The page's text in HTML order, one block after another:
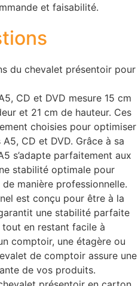
et faisabilité.
du chevalet présentoir pour
CD et DVD mesure 15 cm
et 21 cm de hauteur. Ces
choisies pour optimiser
CD et DVD. Grâce à sa
s’adapte parfaitement aux
stabilité optimale pour
manière professionnelle.
est conçu pour être à la
une stabilité parfaite
tout en restant facile à
comptoir, une étagère ou
de comptoir assure une
de vos produits.